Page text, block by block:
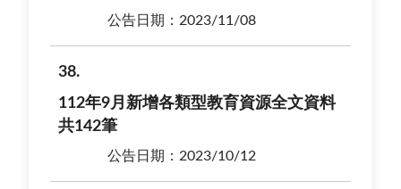
公告日期：2023/11/08
38
112年9月新增各類型教育資源全文資料
共142筆
公告日期：2023/10/12